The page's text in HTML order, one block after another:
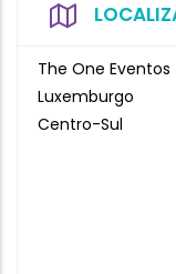
The One Eventos
Luxemburgo
Centro-Sul